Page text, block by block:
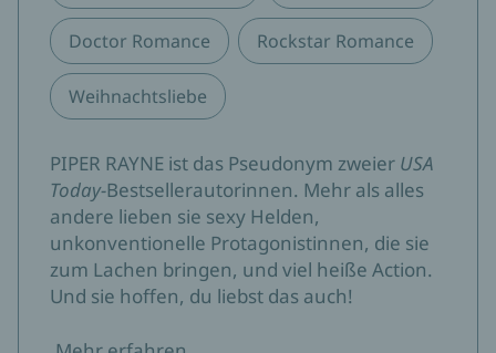
Doctor Romance Rockstar Romance
Weihnachtsliebe
PIPER RAYNE ist das Pseudonym zweier USA
Today-Bestsellerautorinnen. Mehr als alles
andere lieben sie sexy Helden,
unkonventionelle Protagonistinnen, die sie
zum Lachen bringen, und viel heiße Action.
Und sie hoffen, du liebst das auch!